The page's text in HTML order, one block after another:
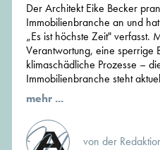
Der Architekt Eike Becker
Immobilienbranche an und
„Es ist höchste Zeit" verfasst.
Verantwortung, eine sperrige
klimaschädliche Prozesse –
Immobilienbranche steht
mehr ...
von der